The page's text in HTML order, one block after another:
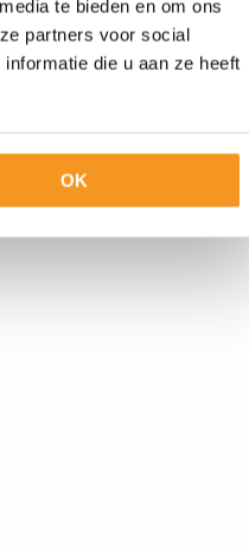
te bieden en om ons
partners voor social
die u aan ze heeft
OK